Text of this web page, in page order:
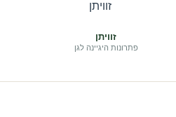
זוויתן
פתרונות היגיינה לגן